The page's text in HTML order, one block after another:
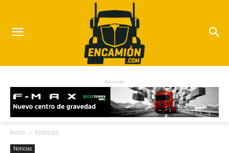
Anuncio
Inicio Noticias
Noticias